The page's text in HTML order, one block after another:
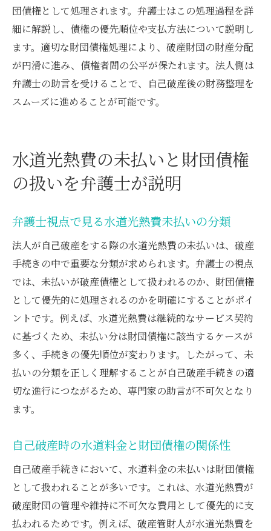
団債権として処理されます。弁護士はこの処理過程を詳
細に解説し、債権の優先順位や支払方法について説明し
ます。適切な財団債権処理により、破産財団の財産分配
が円滑に進み、債権者間の公平が保たれます。法人側は
弁護士の助言を受けることで、自己破産後の財務整理を
スムーズに進めることが可能です。
水道光熱費の未払いと財団債権
の扱いを弁護士が説明
弁護士視点で見る水道光熱費未払いの分類
法人が自己破産をする際の水道光熱費の未払いは、破産
手続きの中で重要な分類が求められます。弁護士の視点
では、未払いが破産債権として扱われるのか、財団債権
として優先的に処理されるのかを明確にすることがポイ
ントです。例えば、水道光熱費は継続的なサービス契約
に基づくため、未払い分は財団債権に該当するケースが
多く、手続きの優先順位が変わります。したがって、未
払いの分類を正しく理解することが自己破産手続きの適
切な進行につながるため、専門家の助言が不可欠となり
ます。
自己破産時の水道料金と財団債権の関係性
自己破産手続きにおいて、水道料金の未払いは財団債権
として扱われることが多いです。これは、水道光熱費が
破産財団の管理や維持に不可欠な費用として優先的に支
払われるためです。例えば、破産管財人が水道光熱費を